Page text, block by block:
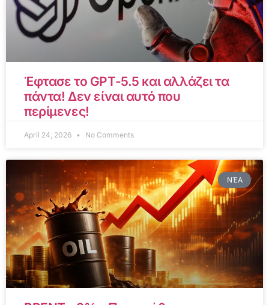
Έφτασε το GPT-5.5 και αλλάζει τα
πάντα! Δεν είναι αυτό που
περίμενες!
April 24, 2026 No Comments
ΝΈΑ